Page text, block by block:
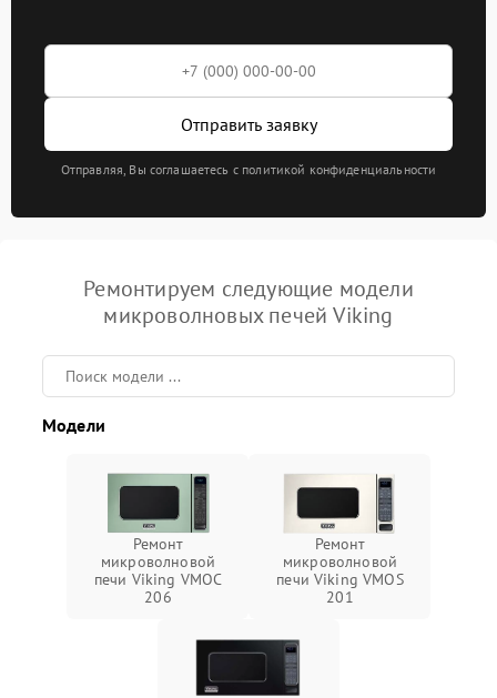
Отправить заявку
Отправляя, Вы соглашаетесь с политикой конфиденциальности
Ремонтируем следующие модели
микроволновых печей Viking
Модели
Ремонт
микроволновой
печи Viking VMOC
206
Ремонт
микроволновой
печи Viking VMOS
201